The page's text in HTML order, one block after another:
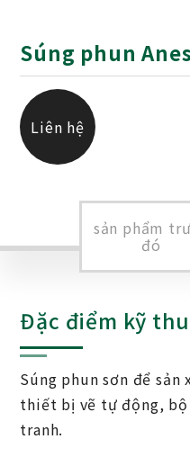
Súng phun
Liên hệ
chúng tôi
sản phẩm
đó
Đặc điểm kỹ
Súng phun sơn để
thiết bị vẽ tự động,
tranh.